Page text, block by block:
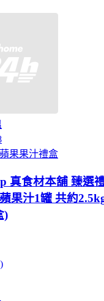
果果汁禮盒
真食材本舖 臻選
果汁1罐 共約
)